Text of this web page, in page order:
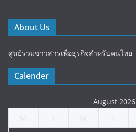
About Us
ศูนย์รวมข่าวสารเพื่อธุรกิจสำหรับคนไทย
Calender
August 2026